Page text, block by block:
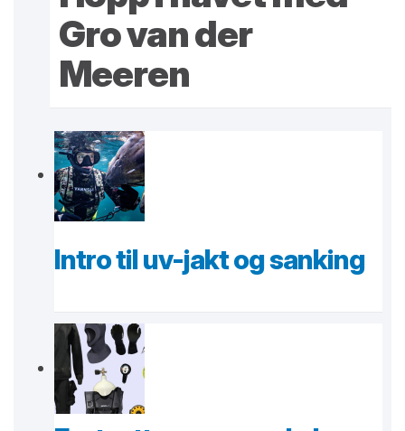
Gro van der
Meeren
Intro til uv-jakt og sanking